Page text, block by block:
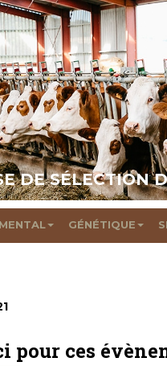
DE SÉLECTION
GÉNÉTIQUE
pour ces